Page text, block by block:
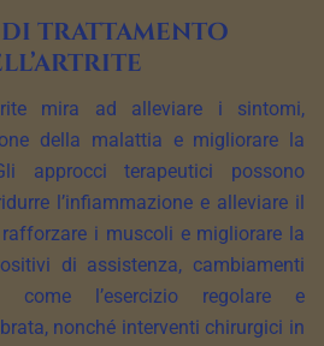
di trattamento
mira ad alleviare i sintomi,
della malattia e migliorare la
approcci terapeutici possono
l’infiammazione e alleviare il
i muscoli e migliorare la
di assistenza, cambiamenti
l’esercizio regolare e
nonché interventi chirurgici in